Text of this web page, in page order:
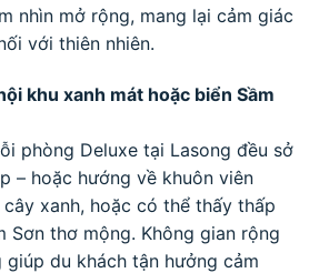
nhìn mở rộng, mang lại cảm giác
với thiên nhiên.
khu xanh mát hoặc biển Sầm
phòng Deluxe tại Lasong đều sở
– hoặc hướng về khuôn viên
xanh, hoặc có thể thấy thấp
Sơn thơ mộng. Không gian rộng
giúp du khách tận hưởng cảm